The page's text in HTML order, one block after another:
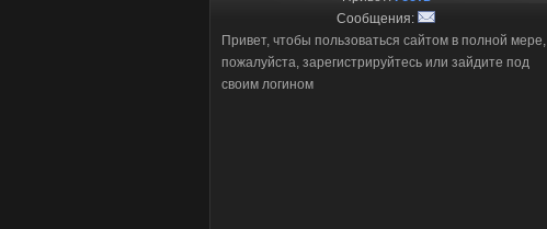
Сообщения:
Привет, чтобы пользоваться сайтом в полной мере,
пожалуйста, зарегистрируйтесь или зайдите под
своим логином